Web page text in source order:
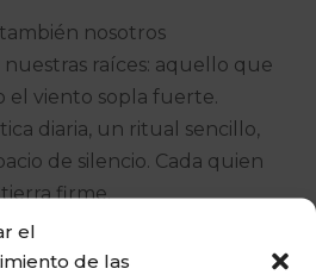
el
de las
nosotros
raíces: aquello que
el viento sopla fuerte.
diaria, un ritual sencillo,
de silencio. Cada quien
firme.
más que